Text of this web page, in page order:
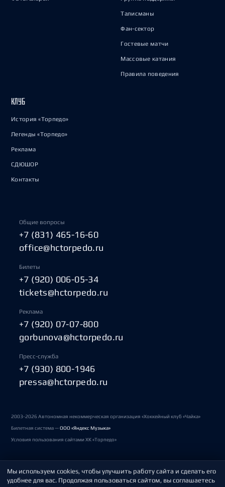
Талисманы
Фан-сектор
Гостевые матчи
Массовые катания
Правила поведения
КЛУБ
История «Торпедо»
Легенды «Торпедо»
Реклама
СДЮШОР
Контакты
Общие вопросы
+7 (831) 465-16-60
office@hctorpedo.ru
Билеты
+7 (920) 006-05-34
tickets@hctorpedo.ru
Реклама
+7 (920) 07-07-800
gorbunova@hctorpedo.ru
Пресс-служба
+7 (930) 800-1946
pressa@hctorpedo.ru
2003-2026 Автономная некоммерческая организация «Хоккейный клуб «Чайка»
Билетная система —ООО «Яндекс Музыка»
Условия пользования сайтами ХК «Торпедо»
Политика обработки персональных данных
Мы используем cookies, чтобы улучшить работу сайта и сделать его
удобнее для вас. Продолжая пользоваться сайтом, вы соглашаетесь